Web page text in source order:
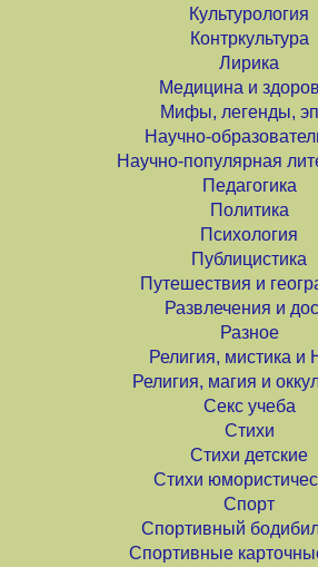
Культурология
Контркультура
Лирика
Медицина и
Мифы, легенды,
Научно-
Научно-популярная
Педагогика
Политика
Психология
Публицистика
Путешествия и
Развлечения и
Разное
Религия, мистика
Религия, магия и
Секс учеба
Стихи
Стихи детские
Стихи
Спорт
Спортивный
Спортивные